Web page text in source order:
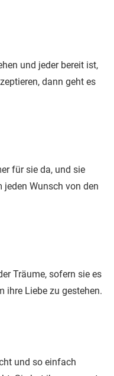
und jeder bereit ist,
dann geht es
für sie da, und sie
Wunsch von den
Träume, sofern sie es
ihre Liebe zu gestehen.
und so einfach